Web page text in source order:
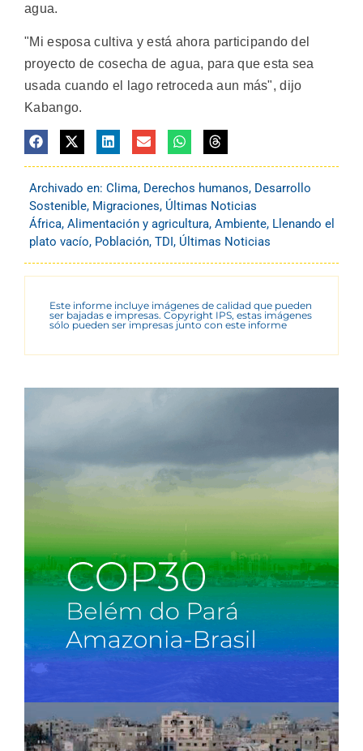
agua.
"Mi esposa cultiva y está ahora participando del
proyecto de cosecha de agua, para que esta sea
usada cuando el lago retroceda aun más", dijo
Kabango.
Archivado en: Clima, Derechos humanos, Desarrollo
Sostenible, Migraciones, Últimas Noticias
África, Alimentación y agricultura, Ambiente, Llenando el
plato vacío, Población, TDI, Últimas Noticias
Este informe incluye imágenes de calidad que pueden
ser bajadas e impresas. Copyright IPS, estas imágenes
sólo pueden ser impresas junto con este informe